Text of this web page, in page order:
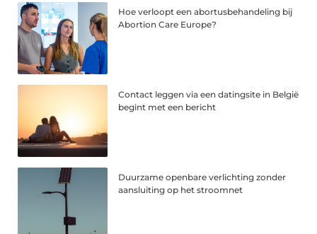
Hoe verloopt een abortusbehandeling bij
Abortion Care Europe?
Contact leggen via een datingsite in België
begint met een bericht
Duurzame openbare verlichting zonder
aansluiting op het stroomnet